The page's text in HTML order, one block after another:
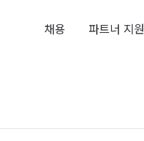
채용 파트너 지원